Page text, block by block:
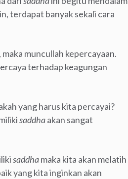
terdapat banyak sekali cara
, maka muncullah kepercayaan.
terhadap keagungan
yang harus kita percayai?
saddhaakan sangat
saddhamaka kita akan melatih
yang kita inginkan akan